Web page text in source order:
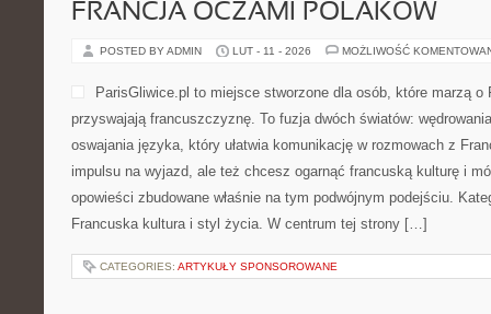
FRANCJA OCZAMI POLAKÓW
POSTED BY ADMIN LUT - 11 - 2026 MOŻLIWOŚĆ
ParisGliwice.pl to miejsce stworzone dla osób, które marzą o
przyswajają francuszczyznę. To fuzja dwóch światów:
oswajania języka, który ułatwia komunikację w rozmowach z
impulsu na wyjazd, ale też chcesz ogarnąć francuską kulturę i
opowieści zbudowane właśnie na tym podwójnym podejściu.
Francuska kultura i styl życia. W centrum tej strony […]
CATEGORIES: ARTYKUŁY SPONSOROWANE